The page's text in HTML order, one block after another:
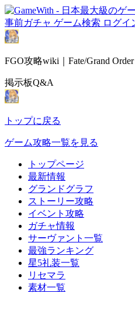
事前ガチャ ゲーム検索 ログイ
FGO攻略wiki｜Fate/Grand Order
掲示板Q&A
トップに戻る
ゲーム攻略一覧を見る
トップページ
最新情報
グランドグラフ
ストーリー攻略
イベント攻略
ガチャ情報
サーヴァント一覧
最強ランキング
星5礼装一覧
リセマラ
素材一覧